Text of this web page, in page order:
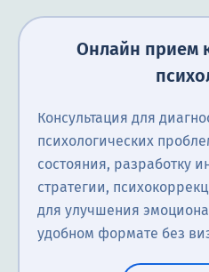
Онлайн прием
Консультация для
психологических
состояния, разработку
стратегии,
для улучшения
удобном формате без